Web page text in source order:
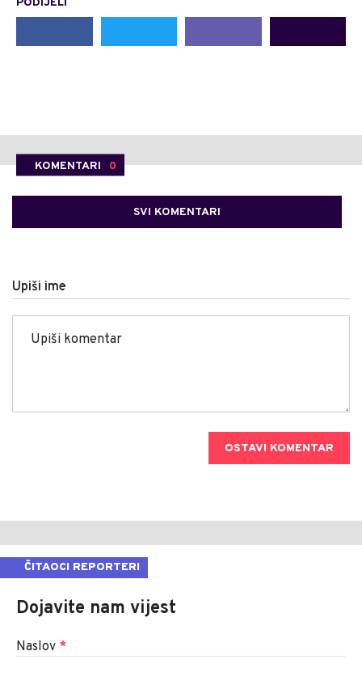
KOMENTARI 0
SVI KOMENTARI
Upiši ime
OSTAVI KOMENTAR
ČITAOCI REPORTERI
Dojavite nam vijest
Naslov *